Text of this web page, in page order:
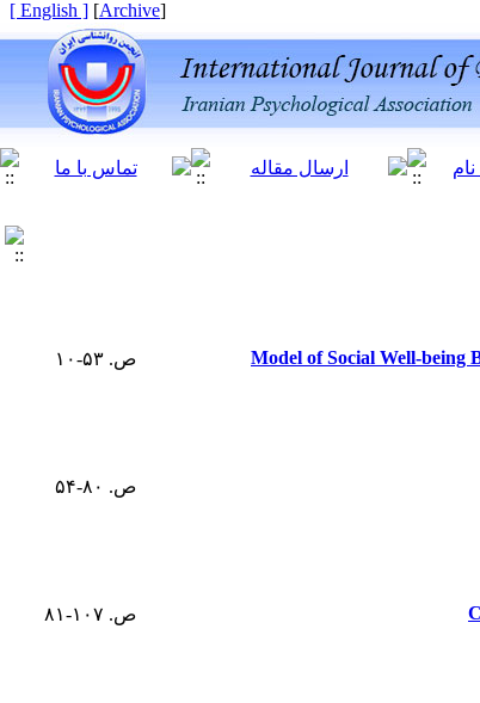
[
Archive
]
[ English ]
Model of Social Well-being
ص. ۵۳-۱۰
ص. ۸۰-۵۴
ص. ۱۰۷-۸۱